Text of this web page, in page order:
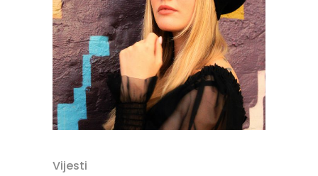
Vijesti